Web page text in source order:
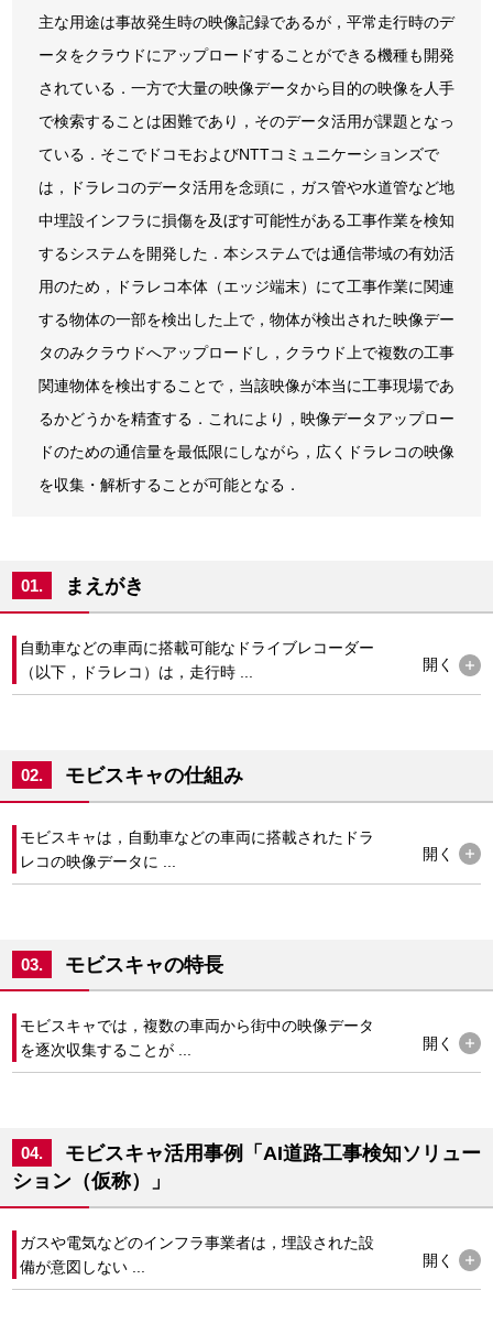
主な用途は事故発生時の映像記録であるが，平常走行時のデ
ータをクラウドにアップロードすることができる機種も開発
されている．一方で大量の映像データから目的の映像を人手
で検索することは困難であり，そのデータ活用が課題となっ
ている．そこでドコモおよびNTTコミュニケーションズで
は，ドラレコのデータ活用を念頭に，ガス管や水道管など地
中埋設インフラに損傷を及ぼす可能性がある工事作業を検知
するシステムを開発した．本システムでは通信帯域の有効活
用のため，ドラレコ本体（エッジ端末）にて工事作業に関連
する物体の一部を検出した上で，物体が検出された映像デー
タのみクラウドへアップロードし，クラウド上で複数の工事
関連物体を検出することで，当該映像が本当に工事現場であ
るかどうかを精査する．これにより，映像データアップロー
ドのための通信量を最低限にしながら，広くドラレコの映像
を収集・解析することが可能となる．
01. まえがき
自動車などの車両に搭載可能なドライブレコーダー
（以下，ドラレコ）は，走行時 ...
開く
02. モビスキャの仕組み
モビスキャは，自動車などの車両に搭載されたドラ
レコの映像データに ...
開く
03. モビスキャの特長
モビスキャでは，複数の車両から街中の映像データ
を逐次収集することが ...
開く
04.
モビスキャ活用事例「AI道路工事検知ソリュー
ション（仮称）」
ガスや電気などのインフラ事業者は，埋設された設
備が意図しない ...
開く